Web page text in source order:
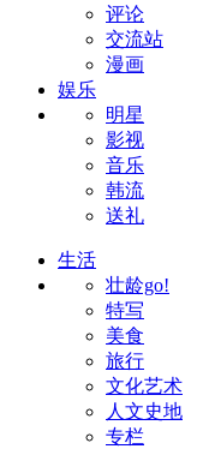
评论
交流站
漫画
娱乐
明星
影视
音乐
韩流
送礼
生活
壮龄go!
特写
美食
旅行
文化艺术
人文史地
专栏